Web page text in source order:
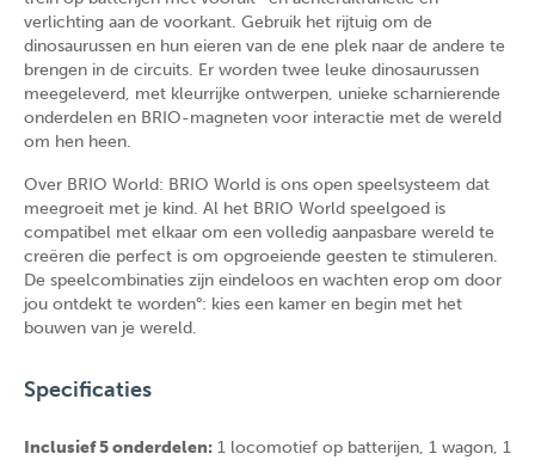
verlichting aan de voorkant. Gebruik het rijtuig om de
dinosaurussen en hun eieren van de ene plek naar de andere te
brengen in de circuits. Er worden twee leuke dinosaurussen
meegeleverd, met kleurrijke ontwerpen, unieke scharnierende
onderdelen en BRIO-magneten voor interactie met de wereld
om hen heen.
Over BRIO World: BRIO World is ons open speelsysteem dat
meegroeit met je kind. Al het BRIO World speelgoed is
compatibel met elkaar om een volledig aanpasbare wereld te
creëren die perfect is om opgroeiende geesten te stimuleren.
De speelcombinaties zijn eindeloos en wachten erop om door
jou ontdekt te worden°: kies een kamer en begin met het
bouwen van je wereld.
Specificaties
Inclusief 5 onderdelen: 1 locomotief op batterijen, 1 wagon, 1